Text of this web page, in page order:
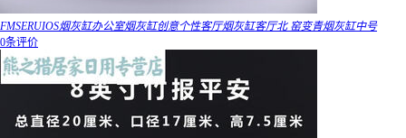
FMSERUIOS烟灰缸办公室烟灰缸创意个性客厅烟灰缸客厅北 窑变青烟灰缸中号
0条评价